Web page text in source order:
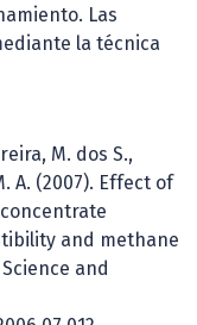
Las
la técnica
M. dos S.,
A. (2007). Effect of
and methane
and